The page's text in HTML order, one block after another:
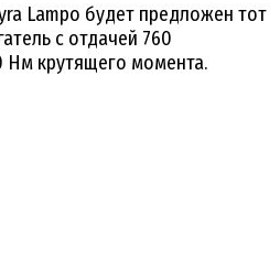
Lampo будет предложен тот
с отдачей 760
Нм крутящего момента.